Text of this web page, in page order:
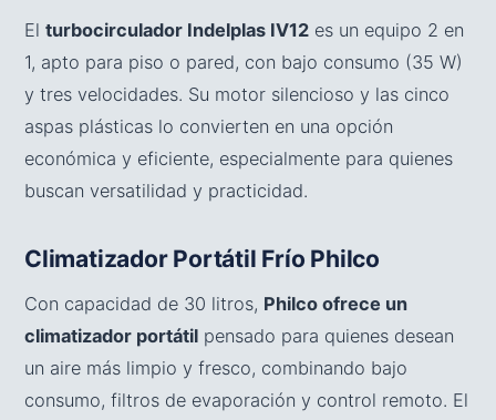
El turbocirculador Indelplas IV12 es un equipo 2 en
1, apto para piso o pared, con bajo consumo (35 W)
y tres velocidades. Su motor silencioso y las cinco
aspas plásticas lo convierten en una opción
económica y eficiente, especialmente para quienes
buscan versatilidad y practicidad.
Climatizador Portátil Frío Philco
Con capacidad de 30 litros, Philco ofrece un
climatizador portátil pensado para quienes desean
un aire más limpio y fresco, combinando bajo
consumo, filtros de evaporación y control remoto. El